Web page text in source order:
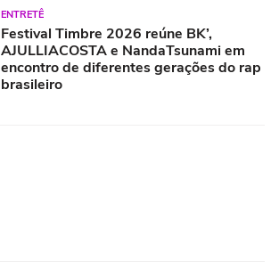
ENTRETÊ
Festival Timbre 2026 reúne BK’,
AJULLIACOSTA e NandaTsunami em
encontro de diferentes gerações do rap
brasileiro